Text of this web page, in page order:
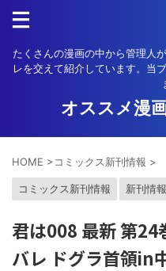
たくさんの漫画の中から管理人
レを交えて紹介しています。当
オススメ漫
HOME >コミックス新刊情報 >
コミックス新刊情報 新刊情報
君は008 最新 第24
バレ ドグラ首領in